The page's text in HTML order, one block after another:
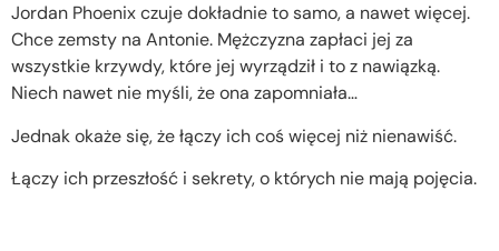
Jordan Phoenix czuje dokładnie to samo, a nawet więcej.
Chce zemsty na Antonie. Mężczyzna zapłaci jej za
wszystkie krzywdy, które jej wyrządził i to z nawiązką.
Niech nawet nie myśli, że ona zapomniała…
Jednak okaże się, że łączy ich coś więcej niż nienawiść.
Łączy ich przeszłość i sekrety, o których nie mają pojęcia.